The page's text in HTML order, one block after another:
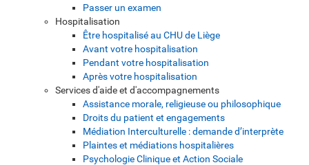
Passer un examen
Hospitalisation
Être hospitalisé au CHU de Liège
Avant votre hospitalisation
Pendant votre hospitalisation
Après votre hospitalisation
Services d'aide et d'accompagnements
Assistance morale, religieuse ou philosophique
Droits du patient et engagements
Médiation Interculturelle : demande d’interprète
Plaintes et médiations hospitalières
Psychologie Clinique et Action Sociale